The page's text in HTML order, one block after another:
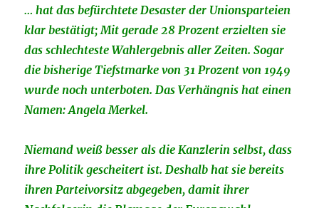
… hat das befürchtete Desaster der Unionsparteien
klar bestätigt; Mit gerade 28 Prozent erzielten sie
das schlechteste Wahlergebnis aller Zeiten. Sogar
die bisherige Tiefstmarke von 31 Prozent von 1949
wurde noch unterboten. Das Verhängnis hat einen
Namen: Angela Merkel.
Niemand weiß besser als die Kanzlerin selbst, dass
ihre Politik gescheitert ist. Deshalb hat sie bereits
ihren Parteivorsitz abgegeben, damit ihrer